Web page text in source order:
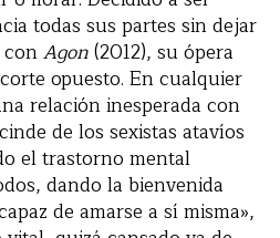
todas sus partes sin dejar
Agon(2012), su ópera
opuesto. En cualquier
relación inesperada con
de los sexistas atavíos
el trastorno mental
dando la bienvenida
de amarse a sí misma»,